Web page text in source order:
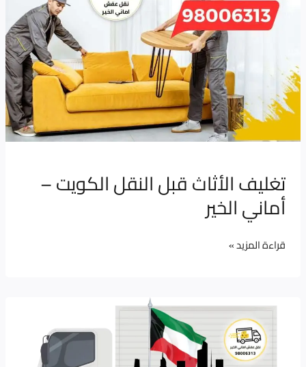
تغليف الأثاث قبل النقل الكويت –
أماني الخير
قراءة المزيد »
عمال
عفش